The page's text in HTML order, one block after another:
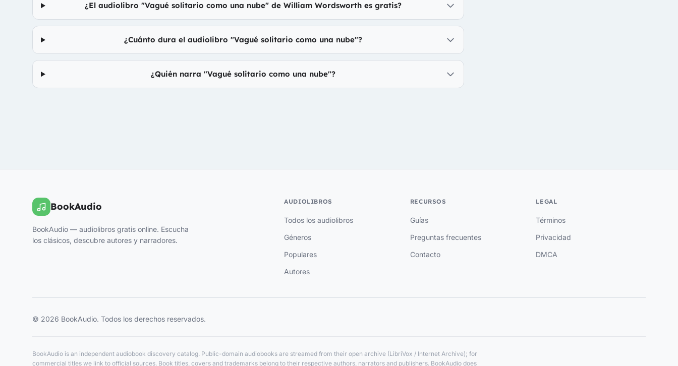
¿El audiolibro "Vagué solitario como una nube" de William Wordsworth es gratis?
¿Cuánto dura el audiolibro "Vagué solitario como una nube"?
¿Quién narra "Vagué solitario como una nube"?
BookAudio
BookAudio — audiolibros gratis online. Escucha
los clásicos, descubre autores y narradores.
AUDIOLIBROS
Todos los audiolibros
Géneros
Populares
Autores
RECURSOS
Guías
Preguntas frecuentes
Contacto
LEGAL
Términos
Privacidad
DMCA
© 2026 BookAudio. Todos los derechos reservados.
BookAudio is an independent audiobook discovery catalog. Public-domain audiobooks are streamed from their open archive (LibriVox / Internet Archive); for
commercial titles we link to official sources. Book titles, covers and trademarks belong to their respective authors, narrators and publishers. BookAudio does